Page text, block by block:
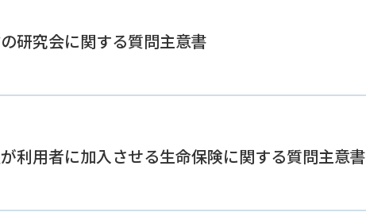
研究会に関する質問主意書
利用者に加入させる生命保険に関する質問主意書